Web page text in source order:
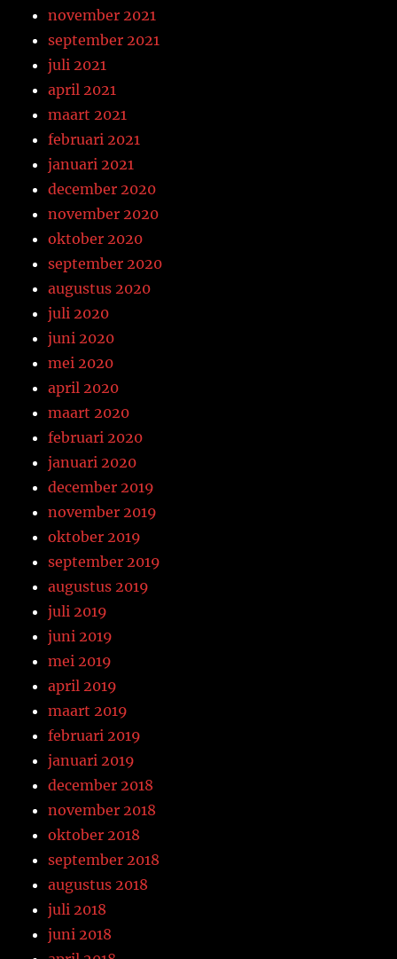
november 2021
september 2021
juli 2021
april 2021
maart 2021
februari 2021
januari 2021
december 2020
november 2020
oktober 2020
september 2020
augustus 2020
juli 2020
juni 2020
mei 2020
april 2020
maart 2020
februari 2020
januari 2020
december 2019
november 2019
oktober 2019
september 2019
augustus 2019
juli 2019
juni 2019
mei 2019
april 2019
maart 2019
februari 2019
januari 2019
december 2018
november 2018
oktober 2018
september 2018
augustus 2018
juli 2018
juni 2018